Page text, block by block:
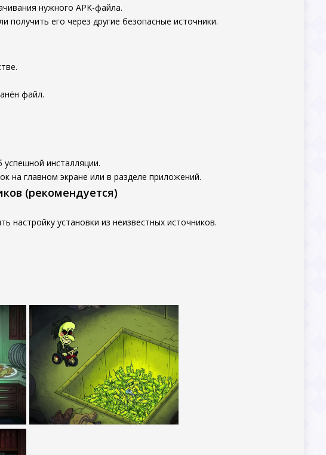
нужного APK-файла.
получить его через другие безопасные источники.
файл.
инсталляции.
на главном экране или в разделе приложений.
(рекомендуется)
настройку установки из неизвестных источников.